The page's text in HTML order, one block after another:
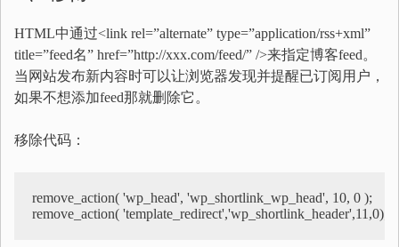
HTML中通过<link rel=”alternate” type=”application/rss+xml”
title=”feed名” href=”http://xxx.com/feed/” />来指定博客feed。
当网站发布新内容时可以让浏览器发现并提醒已订阅用户，
如果不想添加feed那就删除它。
移除代码：
remove_action( 'wp_head', 'wp_shortlink_wp_head', 10, 0 );
remove_action( 'template_redirect','wp_shortlink_header',11,0);